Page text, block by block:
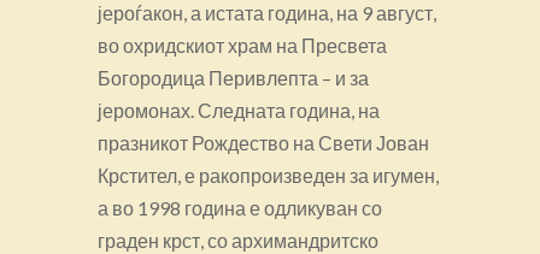
јероѓакон, а истата година, на 9 август,
во охридскиот храм на Пресвета
Богородица Перивлепта – и за
јеромонах. Следната година, на
празникот Рождество на Свети Јован
Крстител, е ракопроизведен за игумен,
а во 1998 година е одликуван со
граден крст, со архимандритско